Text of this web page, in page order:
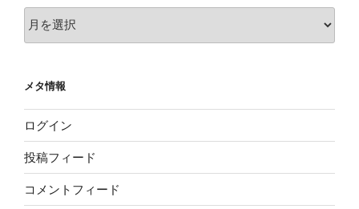
ー
ブ
メタ情報
ログイン
投稿フィード
コメントフィード